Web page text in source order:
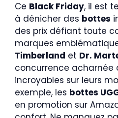
Ce Black Friday, il est
à dénicher des bottes
des prix défiant toute
marques
Timberland et Dr.
concurrence acharnée
incroyables sur leurs
exemple, les bottes
en promotion sur